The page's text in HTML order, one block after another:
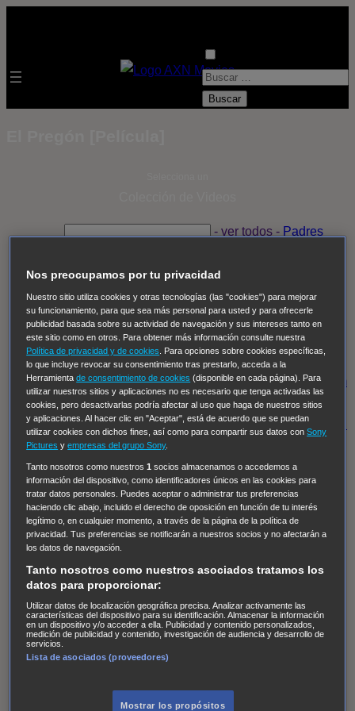
B
- ver todos - Padres
Despedida Salvaje Despedida Salvaje
Thomas, el ojo del FBI Pan Am Dawson crece
Insomnia El Guardián The Blacklist Cinco en familia
Hudson & Rex Diez libras y un sueño Mr Loverman
Regreso al futuro III NUEVE CUERPOS Los últimos
caballeros Tormenta infinita Sing Street Cobra Kai
Tom
y Lola High Country Los casos de Susan Ryeland:
Moonflower Murders Twisted Metal Mentes Criminales:
Evolution Terapia de Choque
Hailey Dean Without Sin: Libre de Culpa Morbius
NCIS: Nueva Orleans
Pandora En fuera de juego
The Shield: Al margen de la ley Duplicated Preacher
The Killing Kind Intersecciones DOC Bite Club
Chicago Fire
de personas desaparecidas Mad Dogs La Sustituta
Ladrón de guante blanco
AXN Masters of Sex Three Pines Accused CarterAlice
Nevers Crossing Lines Einstein Sobrenatural Cómo
defender a un asesino
Reckoning: Ajuste de Cuentas
Nos preocupamos por tu privacidad
Nuestro sitio utiliza cookies y otras tecnologías (las "cookies") para mejorar
su funcionamiento, para que sea más personal para usted y para ofrecerle
publicidad basada sobre su actividad de navegación y sus intereses tanto en
este sitio como en otros. Para obtener más información consulte nuestra
Política de privacidad y de cookies
. Para opciones sobre cookies específicas,
lo que incluye revocar su consentimiento tras prestarlo, acceda a la
Herramientade consentimiento de cookies (disponible en cada página). Para
utilizar nuestros sitios y aplicaciones no es necesario que tenga activadas las
cookies, pero desactivarlas podría afectar al uso que haga de nuestros sitios
y aplicaciones. Al hacer clic en "Aceptar", está de acuerdo que se puedan
utilizar cookies con dichos fines, así como para compartir sus datos conSony
Pictures yempresas del grupo Sony.
Tanto nosotros como nuestros1 socios almacenamos o accedemos a
información del dispositivo, como identificadores únicos en las cookies para
tratar datos personales. Puedes aceptar o administrar tus preferencias
haciendo clic abajo, incluido el derecho de oposición en función de tu interés
legítimo o, en cualquier momento, a través de la página de la política de
privacidad. Tus preferencias se notificarán a nuestros socios y no afectarán a
los datos de navegación.
Tanto nosotros como nuestros asociados tratamos los
datos para proporcionar:
Utilizar datos de localización geográfica precisa. Analizar activamente las
características del dispositivo para su identificación. Almacenar la información
en un dispositivo y/o acceder a ella. Publicidad y contenido personalizados,
medición de publicidad y contenido, investigación de audiencia y desarrollo de
servicios.
Lista de asociados (proveedores)
Mostrar los propósitos